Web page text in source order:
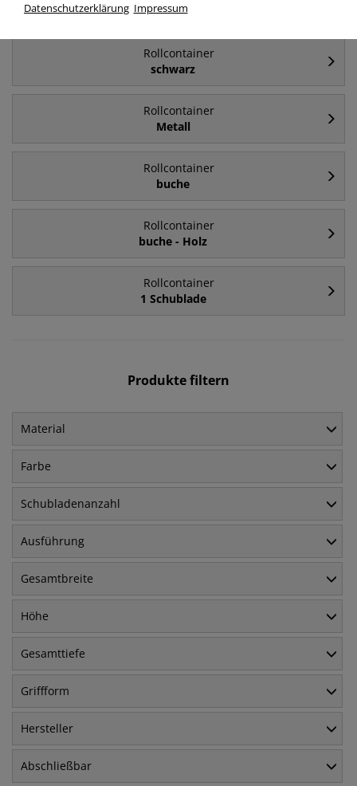
Holz
Rollcontainer
schwarz
Rollcontainer
Metall
Rollcontainer
buche
Rollcontainer
buche - Holz
Rollcontainer
1 Schublade
Produkte filtern
Material
Farbe
Schubladenanzahl
Ausführung
Gesamtbreite
Höhe
Gesamttiefe
Griffform
Hersteller
Abschließbar
Datenschutzerklärung Impressum